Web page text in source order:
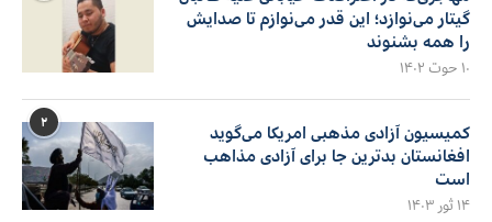
گیتار می‌نوازد؛ این قدر می‌نوازم تا صدایش
را همه بشنوند
۱۰ حوت ۱۴۰۲
۲
کمیسیون آزادی مذهبی امریکا می‌گوید
افغانستان بدترین جا برای آزادی مذاهب
است
۱۴ ثور ۱۴۰۳